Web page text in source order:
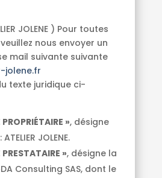
JOLENE ) Pour toutes
nous envoyer un
mail suivante suivante
jolene.fr
texte juridique ci-
PROPRIÉTAIRE », désigne
JOLENE.
PRESTATAIRE », désigne la
Consulting SAS, dont le